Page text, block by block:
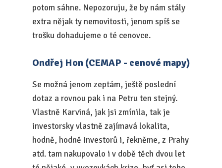
potom sáhne. Nepozoruju, že by nám stály
extra nějak ty nemovitosti, jenom spíš se
trošku dohadujeme o té cenovce.
Ondřej Hon (CEMAP - cenové mapy)
Se možná jenom zeptám, ještě poslední
dotaz a rovnou pak i na Petru ten stejný.
Vlastně Karviná, jak jsi zmínila, tak je
investorsky vlastně zajímavá lokalita,
hodně, hodně investorů i, řekněme, z Prahy
atd. tam nakupovalo i v době těch dvou let